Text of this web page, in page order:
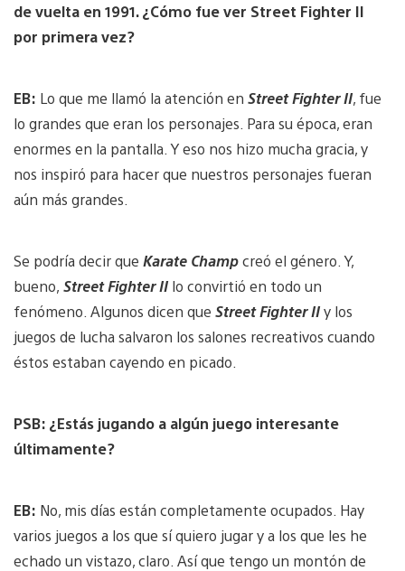
de vuelta en 1991. ¿Cómo fue ver Street Fighter II
por primera vez?
EB: Lo que me llamó la atención en Street Fighter II, fue
lo grandes que eran los personajes. Para su época, eran
enormes en la pantalla. Y eso nos hizo mucha gracia, y
nos inspiró para hacer que nuestros personajes fueran
aún más grandes.
Se podría decir que Karate Champcreó el género. Y,
bueno, Street Fighter II lo convirtió en todo un
fenómeno. Algunos dicen que Street Fighter IIy los
juegos de lucha salvaron los salones recreativos cuando
éstos estaban cayendo en picado.
PSB: ¿Estás jugando a algún juego interesante
últimamente?
EB: No, mis días están completamente ocupados. Hay
varios juegos a los que sí quiero jugar y a los que les he
echado un vistazo, claro. Así que tengo un montón de